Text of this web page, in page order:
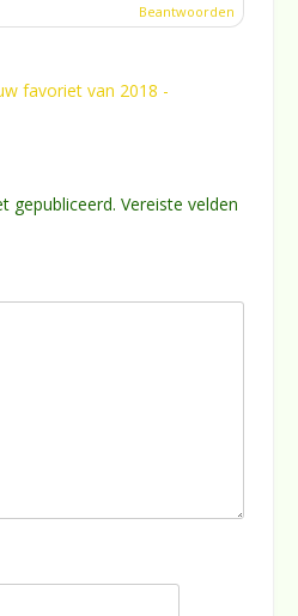
Beantwoorden
favoriet van 2018 -
gepubliceerd. Vereiste velden